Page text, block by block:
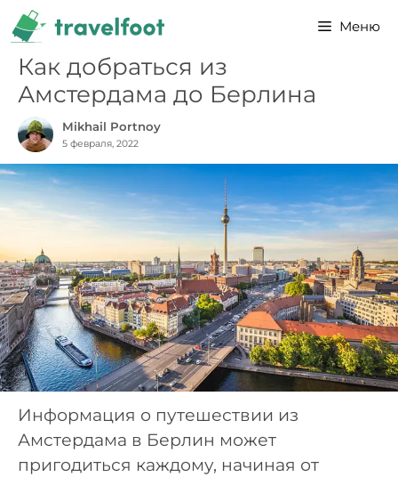
Перейти
содержимому
Меню
Как добраться из
Амстердама до Берлина
Mikhail Portnoy
5 февраля, 2022
Информация о путешествии из
Амстердама в Берлин может
пригодиться каждому, начиная от